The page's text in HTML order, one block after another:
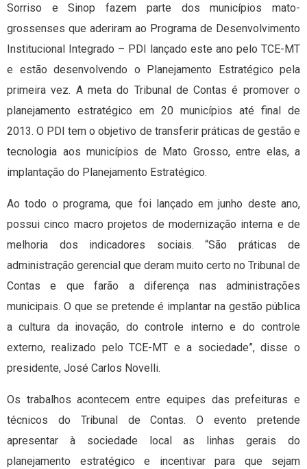
Sorriso e Sinop fazem parte dos municípios mato-
grossenses que aderiram ao Programa de Desenvolvimento
Institucional Integrado – PDI lançado este ano pelo TCE-MT
e estão desenvolvendo o Planejamento Estratégico pela
primeira vez. A meta do Tribunal de Contas é promover o
planejamento estratégico em 20 municípios até final de
2013. O PDI tem o objetivo de transferir práticas de gestão e
tecnologia aos municípios de Mato Grosso, entre elas, a
implantação do Planejamento Estratégico.
Ao todo o programa, que foi lançado em junho deste ano,
possui cinco macro projetos de modernização interna e de
melhoria dos indicadores sociais. “São práticas de
administração gerencial que deram muito certo no Tribunal de
Contas e que farão a diferença nas administrações
municipais. O que se pretende é implantar na gestão pública
a cultura da inovação, do controle interno e do controle
externo, realizado pelo TCE-MT e a sociedade”, disse o
presidente, José Carlos Novelli.
Os trabalhos acontecem entre equipes das prefeituras e
técnicos do Tribunal de Contas. O evento pretende
apresentar à sociedade local as linhas gerais do
planejamento estratégico e incentivar para que sejam